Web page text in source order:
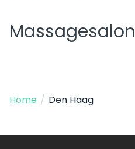
Massagesalon
Home / Den Haag